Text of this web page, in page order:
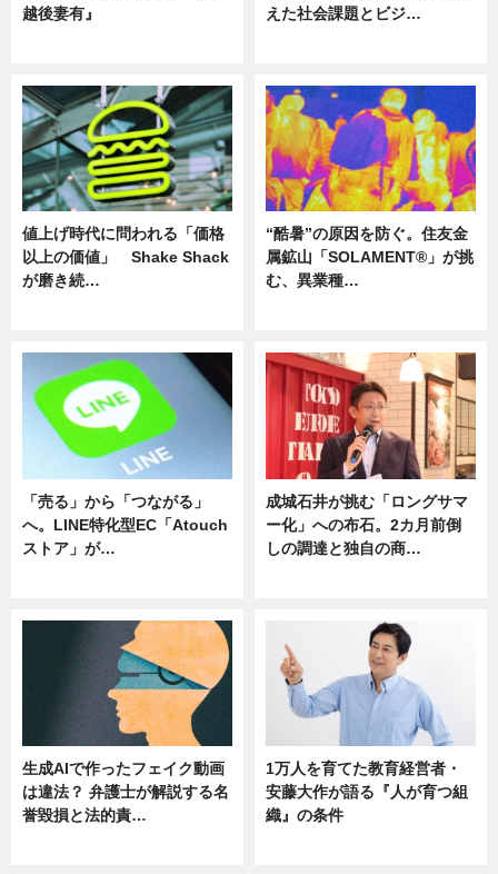
越後妻有』
えた社会課題とビジ…
値上げ時代に問われる「価格
以上の価値」 Shake Shack
が磨き続…
“酷暑”の原因を防ぐ。住友金
属鉱山「SOLAMENT®」が挑
む、異業種…
「売る」から「つながる」
へ。LINE特化型EC「Atouch
ストア」が…
成城石井が挑む「ロングサマ
ー化」への布石。2カ月前倒
しの調達と独自の商…
生成AIで作ったフェイク動画
は違法？ 弁護士が解説する名
誉毀損と法的責…
1万人を育てた教育経営者・
安藤大作が語る『人が育つ組
織』の条件